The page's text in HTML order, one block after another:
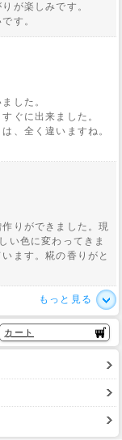
が楽しみです。
す。
した。
ぐに出来ました。
、全く違いますね。
りができました。現
い色に変わってきま
ます。糀の香りがと
もっと見る
カート